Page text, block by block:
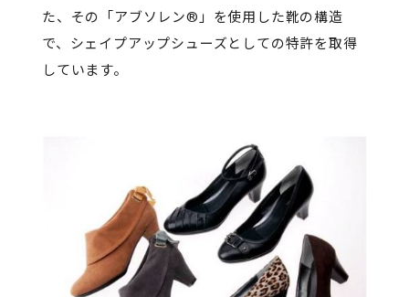
た、その「アブソレン®」を使用した靴の構造
で、シェイプアップシューズとしての特許を取得
しています。